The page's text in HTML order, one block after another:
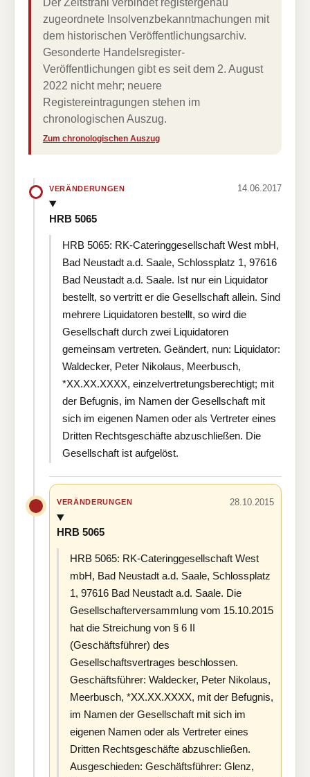
Der Zeitstrahl verbindet registergenau
zugeordnete Insolvenzbekanntmachungen mit
dem historischen Veröffentlichungsarchiv.
Gesonderte Handelsregister-
Veröffentlichungen gibt es seit dem 2. August
2022 nicht mehr; neuere
Registereintragungen stehen im
chronologischen Auszug.
Zum chronologischen Auszug
VERÄNDERUNGEN 14.06.2017
HRB 5065
HRB 5065: RK-Cateringgesellschaft West mbH,
Bad Neustadt a.d. Saale, Schlossplatz 1, 97616
Bad Neustadt a.d. Saale. Ist nur ein Liquidator
bestellt, so vertritt er die Gesellschaft allein. Sind
mehrere Liquidatoren bestellt, so wird die
Gesellschaft durch zwei Liquidatoren
gemeinsam vertreten. Geändert, nun: Liquidator:
Waldecker, Peter Nikolaus, Meerbusch,
*XX.XX.XXXX, einzelvertretungsberechtigt; mit
der Befugnis, im Namen der Gesellschaft mit
sich im eigenen Namen oder als Vertreter eines
Dritten Rechtsgeschäfte abzuschließen. Die
Gesellschaft ist aufgelöst.
VERÄNDERUNGEN 28.10.2015
HRB 5065
HRB 5065: RK-Cateringgesellschaft West
mbH, Bad Neustadt a.d. Saale, Schlossplatz
1, 97616 Bad Neustadt a.d. Saale. Die
Gesellschafterversammlung vom 15.10.2015
hat die Streichung von § 6 II
(Geschäftsführer) des
Gesellschaftsvertrages beschlossen.
Geschäftsführer: Waldecker, Peter Nikolaus,
Meerbusch, *XX.XX.XXXX, mit der Befugnis,
im Namen der Gesellschaft mit sich im
eigenen Namen oder als Vertreter eines
Dritten Rechtsgeschäfte abzuschließen.
Ausgeschieden: Geschäftsführer: Glenz,